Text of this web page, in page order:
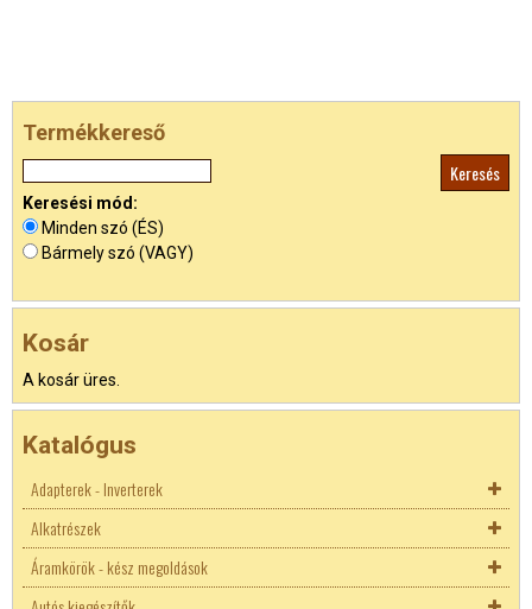
Termékkereső
Keresési mód:
Minden szó (ÉS)
Bármely szó (VAGY)
Kosár
A kosár üres.
Katalógus
Adapterek - Inverterek
Akkutöltők
Adapterek
Alkatrészek
Biztosíték
Áramkörök - kész megoldások